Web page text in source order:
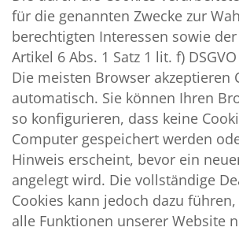
für die genannten Zwecke zur
berechtigten Interessen sowie
Artikel 6 Abs. 1 Satz 1 lit. f)
Die meisten Browser akzeptieren
automatisch. Sie können Ihren
so konfigurieren, dass keine
Computer gespeichert werden
Hinweis erscheint, bevor ein
angelegt wird. Die vollständige
Cookies kann jedoch dazu
alle Funktionen unserer Website